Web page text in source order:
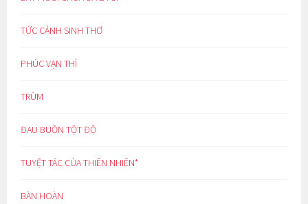
TỨC CẢNH SINH THƠ
PHÚC VẠN THÌ
TRÙM
ĐAU BUỒN TỘT ĐỘ
TUYỆT TÁC CỦA THIÊN NHIÊN*
BÀN HOÀN